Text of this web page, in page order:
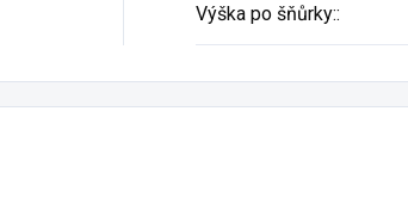
Výška po šňůrky::